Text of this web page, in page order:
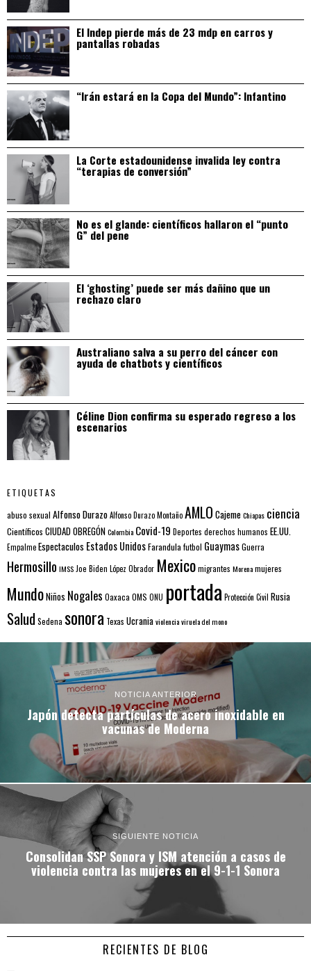
El Indep pierde más de 23 mdp en carros y
pantallas robadas
“Irán estará en la Copa del Mundo”: Infantino
La Corte estadounidense invalida ley contra
“terapias de conversión”
No es el glande: científicos hallaron el “punto
G” del pene
El ‘ghosting’ puede ser más dañino que un
rechazo claro
Australiano salva a su perro del cáncer con
ayuda de chatbots y científicos
Céline Dion confirma su esperado regreso a los
escenarios
ETIQUETAS
abuso sexual Alfonso DurazoAlfonso Durazo MontañoAMLO CajemeChiapas ciencia
Científicos CIUDAD OBREGÓNColombia Covid-19 Deportes derechos humanos EE.UU.
EmpalmeEspectaculos Estados UnidosFarandulafutbol GuaymasGuerra
Hermosillo IMSS Joe Biden López Obrador Mexicomigrantes Morenamujeres
MundoNiños Nogales Oaxaca OMS ONU portada Protección Civil Rusia
Salud Sedena sonora Texas Ucraniaviolenciaviruela del mono
NOTICIA ANTERIOR
Japón detecta partículas de acero inoxidable en
vacunas de Moderna
SIGUIENTE NOTICIA
Consolidan SSP Sonora y ISM atención a casos de
violencia contra las mujeres en el 9-1-1 Sonora
RECIENTES DE BLOG